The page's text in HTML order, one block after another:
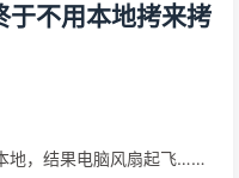
不用本地拷来拷
地，结果电脑风扇起飞……